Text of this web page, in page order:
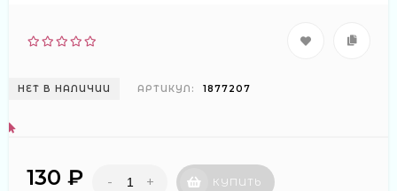
НЕТ В НАЛИЧИИ АРТИКУЛ: 1877207
130 ₽ - + КУПИТЬ